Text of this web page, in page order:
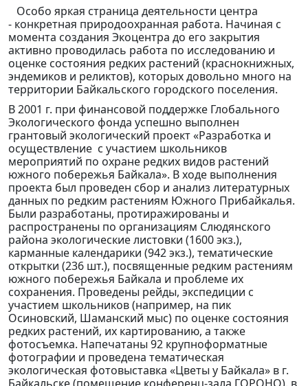
Особо яркая страница деятельности центра
- конкретная природоохранная работа. Начиная с
момента создания Экоцентра до его закрытия
активно проводилась работа по исследованию и
оценке состояния редких растений (краснокнижных,
эндемиков и реликтов), которых довольно много на
территории Байкальского городского поселения.
В 2001 г. при финансовой поддержке Глобального
Экологического фонда успешно выполнен
грантовый экологический проект «Разработка и
осуществление с участием школьников
мероприятий по охране редких видов растений
южного побережья Байкала». В ходе выполнения
проекта был проведен сбор и анализ литературных
данных по редким растениям Южного Прибайкалья.
Были разработаны, протиражированы и
распространены по организациям Слюдянского
района экологические листовки (1600 экз.),
карманные календарики (942 экз.), тематические
открытки (236 шт.), посвященные редким растениям
южного побережья Байкала и проблеме их
сохранения. Проведены рейды, экспедиции с
участием школьников (например, на пик
Осиновский, Шаманский мыс) по оценке состояния
редких растений, их картированию, а также
фотосъемка. Напечатаны 92 крупноформатные
фотографии и проведена тематическая
экологическая фотовыставка «Цветы у Байкала» в г.